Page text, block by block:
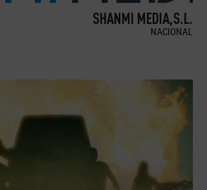
SHANMI MEDIA,S.L.
NACIONAL